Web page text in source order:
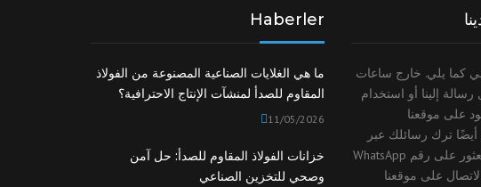
كما يلي. خارج ساعات
إلينا أو استخدام
على موقعنا
أيضًا ترك رسائلك عبر
WhatsApp. يمكنك العثور على رقم WhatsApp
على موقعنا
Haberler
ما هي الغلايات الصناعية المصنوعة من الفولاذ
المقاوم للصدأ لمنشآت الإنتاج الاحترافية؟
11/05/2026
خزانات الفولاذ المقاوم للصدأ: حل آمن
وصحي للتخزين الصناعي